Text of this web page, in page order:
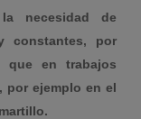
necesidad de
constantes, por
que en trabajos
por ejemplo en el